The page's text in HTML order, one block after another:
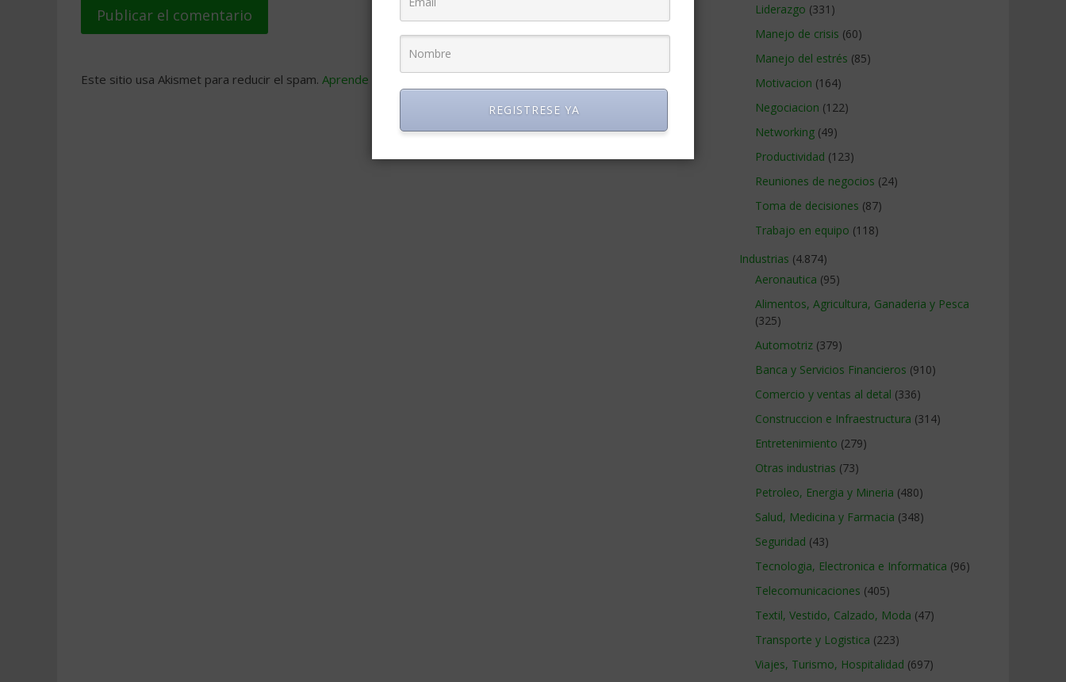
Este sitio usa Akismet para reducir el spam. Aprende cómo se procesan los datos de tus comentarios
Liderazgo (331)
Manejo de crisis (60)
Manejo del estrés (85)
Motivacion (164)
Negociacion (122)
Networking (49)
Productividad (123)
Reuniones de negocios (24)
Toma de decisiones (87)
Trabajo en equipo (118)
Industrias (4.874)
Aeronautica (95)
Alimentos, Agricultura, Ganaderia y Pesca
(325)
Automotriz (379)
Banca y Servicios Financieros (910)
Comercio y ventas al detal (336)
Construccion e Infraestructura (314)
Entretenimiento (279)
Otras industrias (73)
Petroleo, Energia y Mineria (480)
Salud, Medicina y Farmacia (348)
Seguridad (43)
Tecnologia, Electronica e Informatica (96)
Telecomunicaciones (405)
Textil, Vestido, Calzado, Moda (47)
Transporte y Logistica (223)
Viajes, Turismo, Hospitalidad (697)
REGISTRESE YA